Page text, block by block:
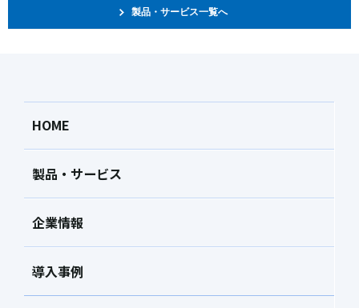
製品・サービス一覧へ
HOME
製品・サービス
企業情報
導入事例